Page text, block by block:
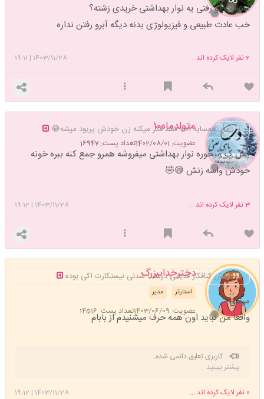
اونوقت تو رفتی یه نوار بهداشتی خریدی زشته؟
خب عادت طبیعی و فیزیولوژی بدنه دیگه آبرو رفتن نداره
1403/11/28
|
19:11 2نفر لایک کرده اند ...
متولدماه10
عضویت: 1402/08/01 تعداد پست: 16947
مرد همسایه آخه فقط فکر میکنه زن خودش پریود میشه😂
پس گ میخوره نوار بهداشتی میفروشه همرو جمع کنه ببره خونه
خودش واسه زنش 😅🤣
1403/11/28
|
19:12 3نفر لایک کرده اند ...
دخترخدایبزرگ
مدیر استارتر
عضویت: 1403/06/09 تعداد پست: 14516
ولش کنافکار قدیمی درست شدنی نیستکارت اکی بوده
مرسی
واقعا من نباید اون همه حرف میشنیدم از بابام
کاربری تعلیق دائمی شده.
بیشتر ببینید
1403/11/28
|
19:12 0 نفر لایک کرده اند ...